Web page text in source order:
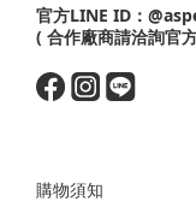
官方LINE ID：
( 合作廠商請洽詢官
購物須知